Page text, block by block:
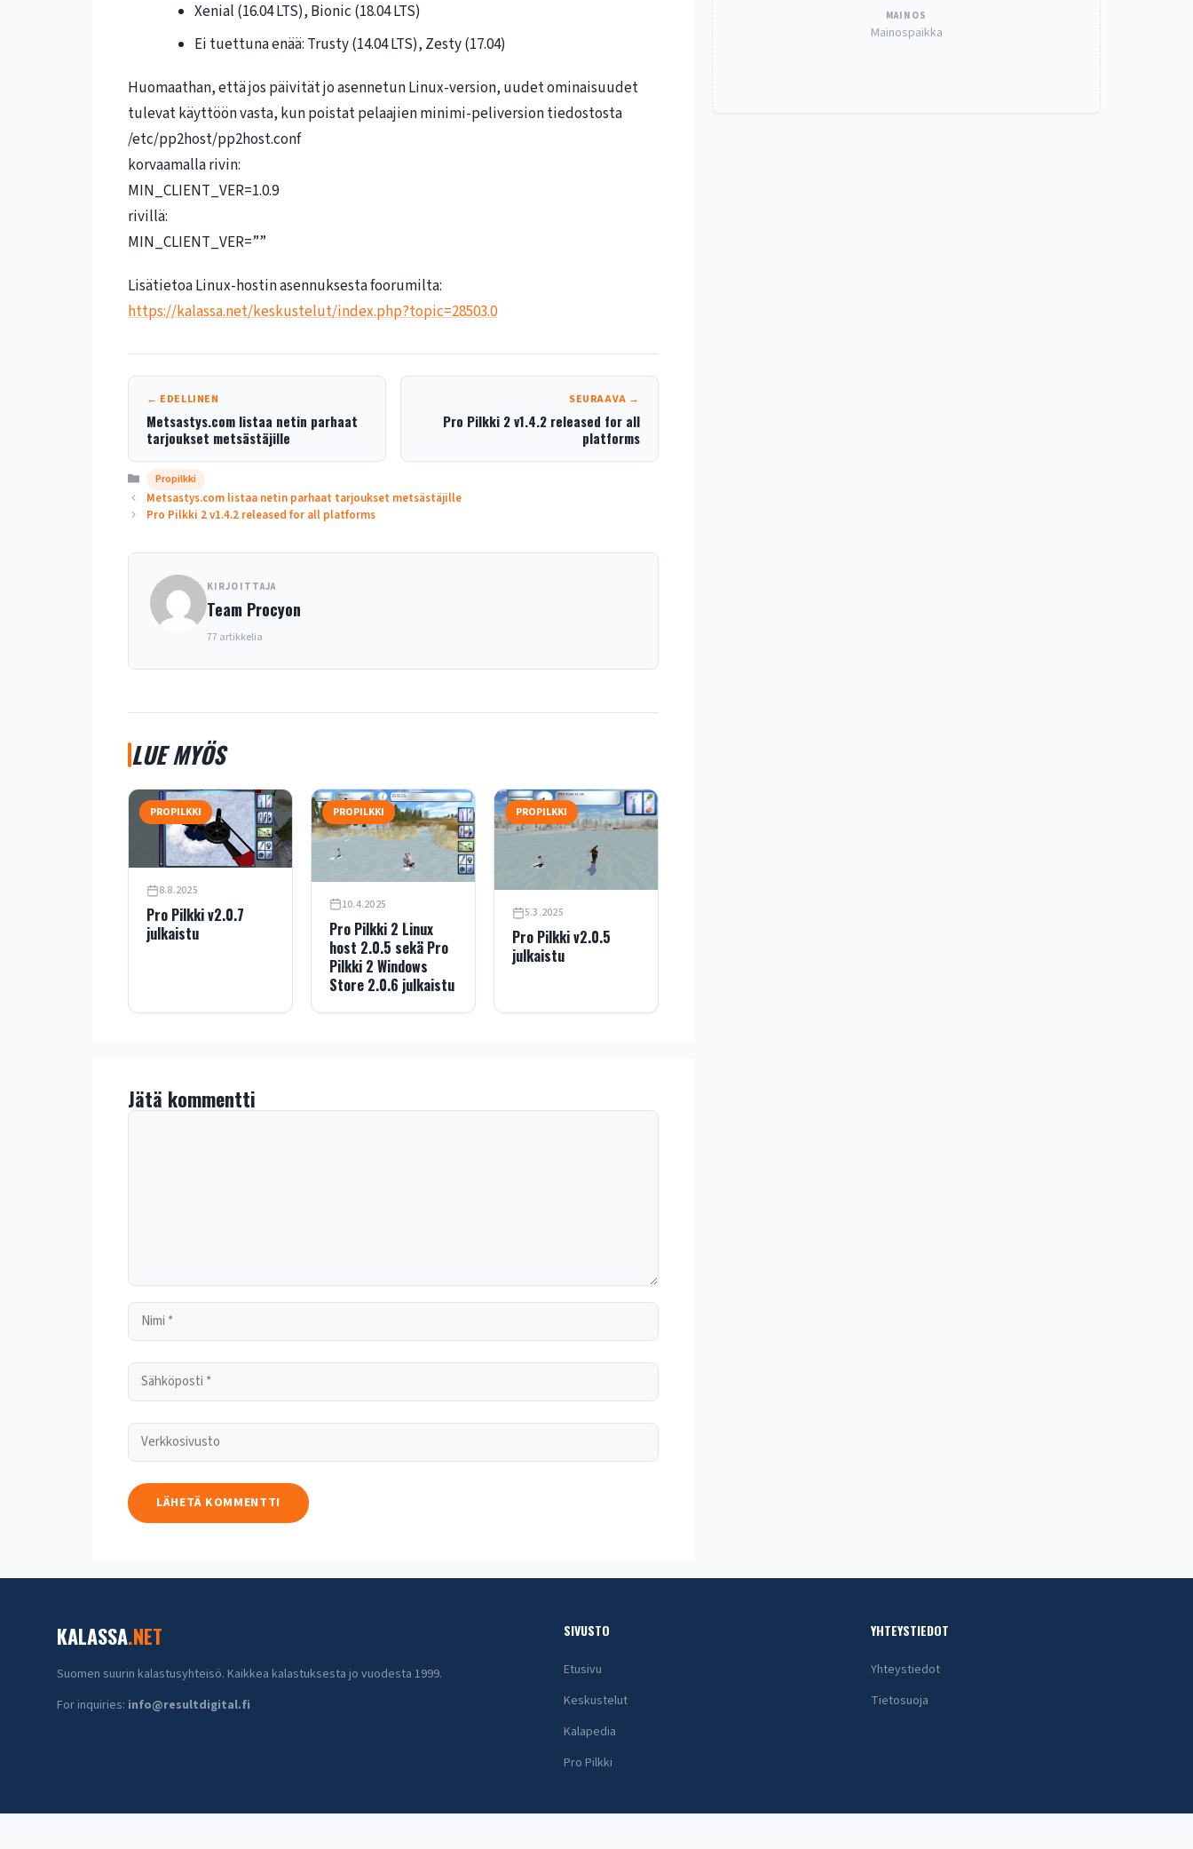
Xenial (16.04 LTS), Bionic (18.04 LTS)
Ei tuettuna enää: Trusty (14.04 LTS), Zesty (17.04)
Huomaathan, että jos päivität jo asennetun Linux-version, uudet ominaisuudet
tulevat käyttöön vasta, kun poistat pelaajien minimi-peliversion tiedostosta
/etc/pp2host/pp2host.conf
korvaamalla rivin:
MIN_CLIENT_VER=1.0.9
rivillä:
MIN_CLIENT_VER=””
Lisätietoa Linux-hostin asennuksesta foorumilta:
https://kalassa.net/keskustelut/index.php?topic=28503.0
← EDELLINEN
Metsastys.com listaa netin parhaat
tarjoukset metsästäjille
SEURAAVA →
Pro Pilkki 2 v1.4.2 released for all
platforms
Kategoriat
Propilkki
Metsastys.com listaa netin parhaat tarjoukset metsästäjille
Pro Pilkki 2 v1.4.2 released for all platforms
KIRJOITTAJA
Team Procyon
77 artikkelia
LUE MYÖS
PROPILKKI
8.8.2025
Pro Pilkki v2.0.7
julkaistu
PROPILKKI
10.4.2025
Pro Pilkki 2 Linux
host 2.0.5 sekä Pro
Pilkki 2 Windows
Store 2.0.6 julkaistu
PROPILKKI
5.3.2025
Pro Pilkki v2.0.5
julkaistu
Jätä kommentti
Kommentti
MAINOS
Mainospaikka
KALASSA.NET
Suomen suurin kalastusyhteisö. Kaikkea kalastuksesta jo vuodesta 1999.
For inquiries: info@resultdigital.fi
SIVUSTO
Etusivu
Keskustelut
Kalapedia
Pro Pilkki
YHTEYSTIEDOT
Yhteystiedot
Tietosuoja